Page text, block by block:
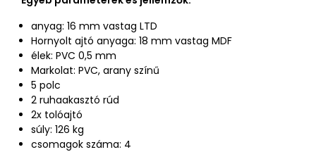
anyag: 16 mm vastag LTD
Hornyolt ajtó anyaga: 18 mm vastag MDF
élek: PVC 0,5 mm
Markolat: PVC, arany színű
5 polc
2 ruhaakasztó rúd
2x tolóajtó
súly: 126 kg
csomagok száma: 4